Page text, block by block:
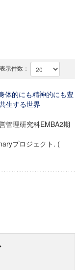
ム論理と感性の先端的
表示件数：
体的にも精神的にも豊
生する世界
管理研究科EMBA2期
プロジェクト. (